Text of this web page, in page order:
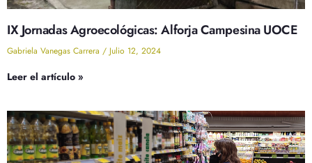
IX Jornadas Agroecológicas: Alforja Campesina UOCE
Gabriela Vanegas Carrera Julio 12, 2024
Leer el artículo »